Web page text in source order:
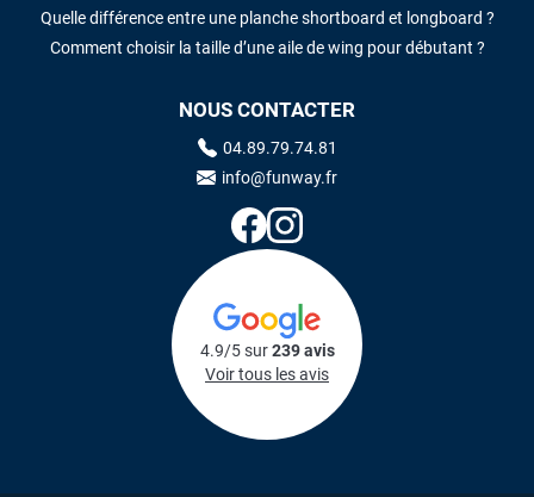
Quelle différence entre une planche shortboard et longboard ?
Comment choisir la taille d’une aile de wing pour débutant ?
NOUS CONTACTER
04.89.79.74.81
info@funway.fr
4.9/5 sur239 avis
Voir tous les avis